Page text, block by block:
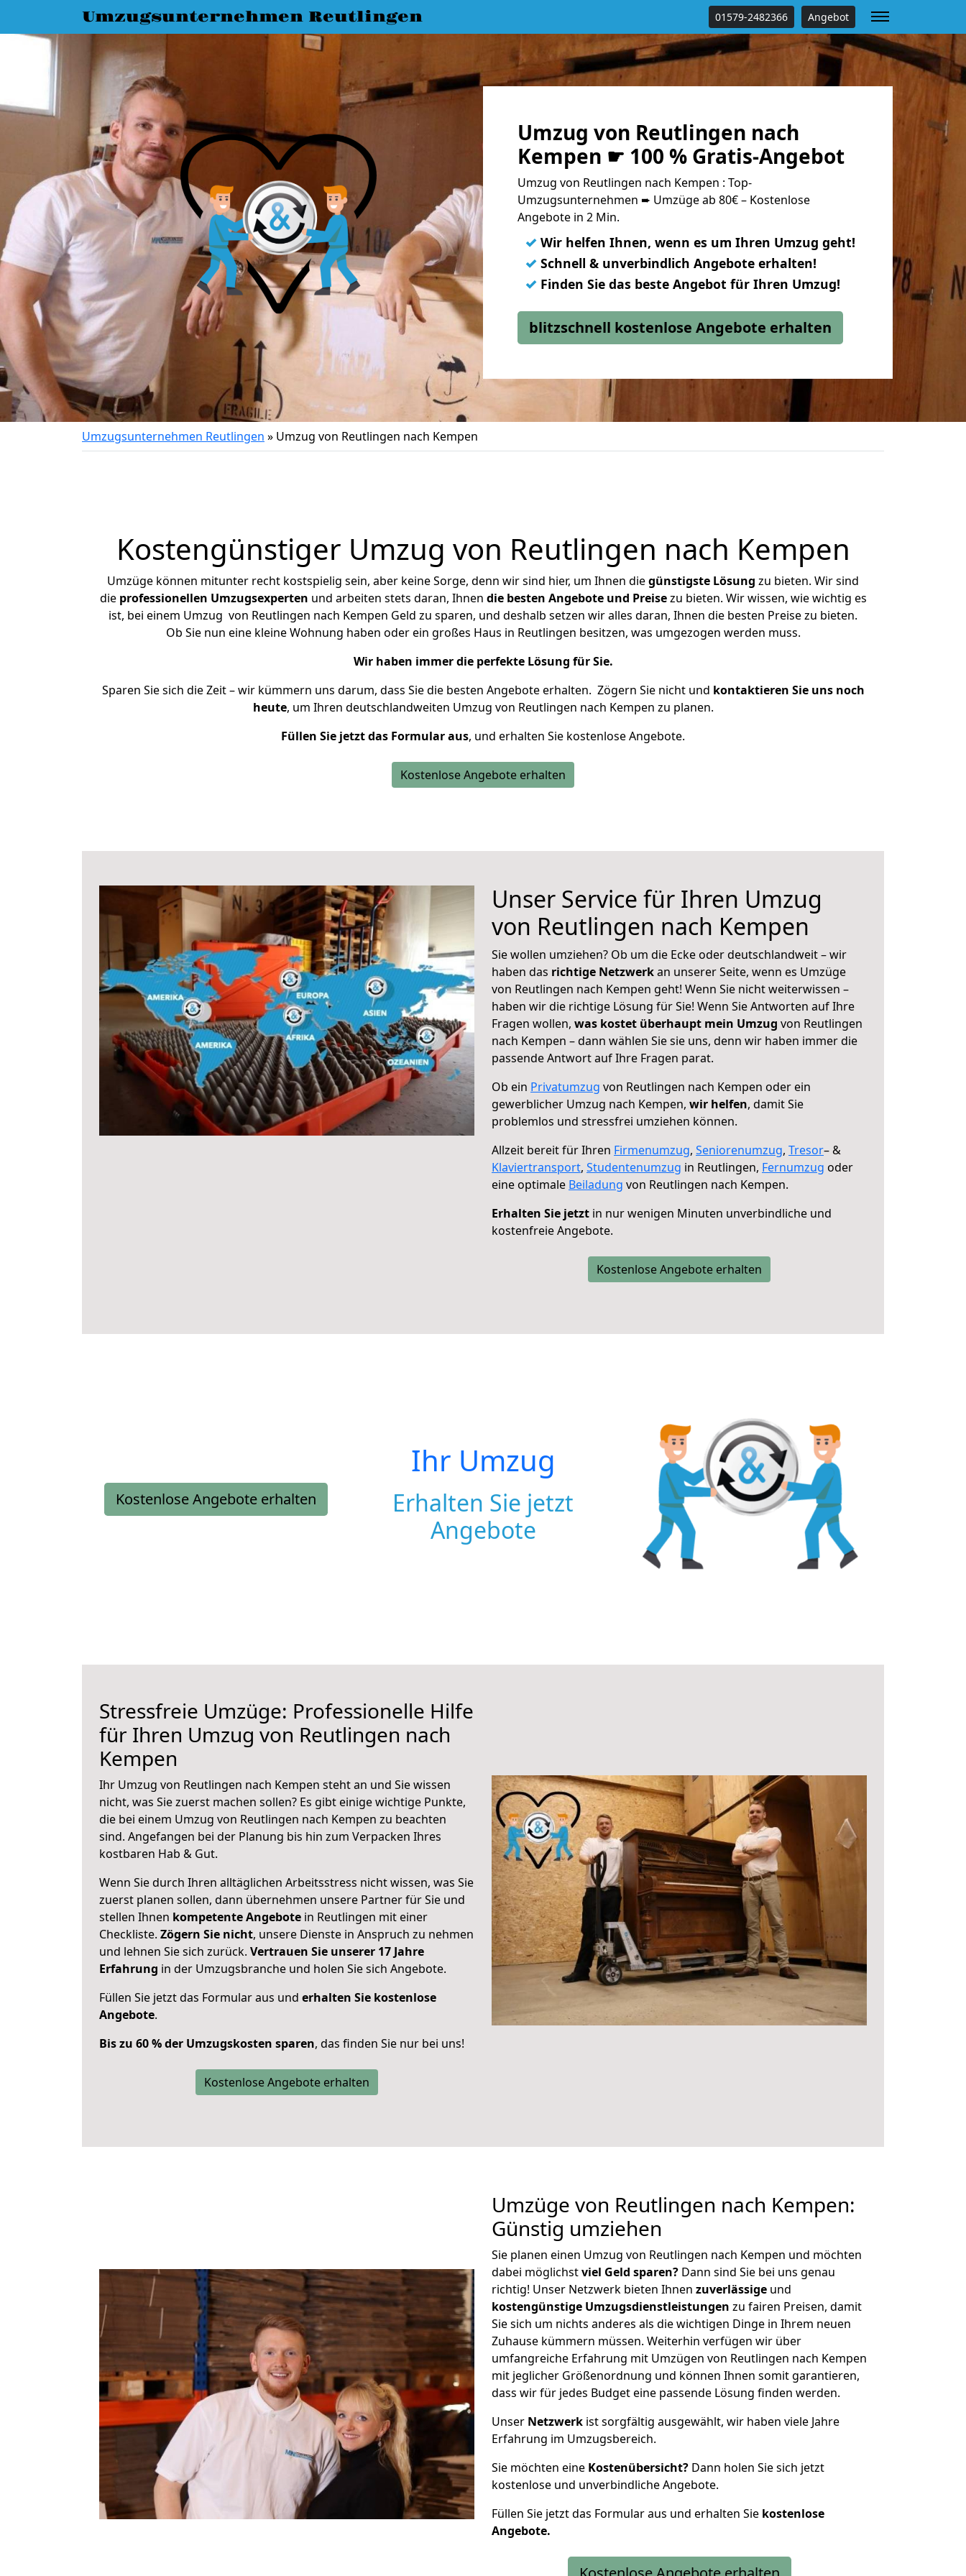
Umzugsunternehmen Reutlingen 01579-2482366 Angebot
Umzug von Reutlingen nach
Kempen ☛ 100 % Gratis-Angebot
Umzug von Reutlingen nach Kempen : Top-
Umzugsunternehmen ➨ Umzüge ab 80€ – Kostenlose
Angebote in 2 Min.
✓ Wir helfen Ihnen, wenn es um Ihren Umzug geht!
✓ Schnell & unverbindlich Angebote erhalten!
✓ Finden Sie das beste Angebot für Ihren Umzug!
blitzschnell kostenlose Angebote erhalten
Umzugsunternehmen Reutlingen » Umzug von Reutlingen nach Kempen
Kostengünstiger Umzug von Reutlingen nach Kempen
Umzüge können mitunter recht kostspielig sein, aber keine Sorge, denn wir sind hier, um Ihnen diegünstigste Lösung zu bieten. Wir sind
die professionellen Umzugsexperten und arbeiten stets daran, Ihnen die besten Angebote und Preisezu bieten. Wir wissen, wie wichtig es
ist, bei einem Umzug von Reutlingen nach Kempen Geld zu sparen, und deshalb setzen wir alles daran, Ihnen die besten Preise zu bieten.
Ob Sie nun eine kleine Wohnung haben oder ein großes Haus in Reutlingen besitzen, was umgezogen werden muss.
Wir haben immer die perfekte Lösung für Sie.
Sparen Sie sich die Zeit – wir kümmern uns darum, dass Sie die besten Angebote erhalten. Zögern Sie nicht und kontaktieren Sie uns noch
heute, um Ihren deutschlandweiten Umzug von Reutlingen nach Kempen zu planen.
Füllen Sie jetzt das Formular aus, und erhalten Sie kostenlose Angebote.
Kostenlose Angebote erhalten
Unser Service für Ihren Umzug
von Reutlingen nach Kempen
Sie wollen umziehen? Ob um die Ecke oder deutschlandweit – wir
haben das richtige Netzwerkan unserer Seite, wenn es Umzüge
von Reutlingen nach Kempen geht! Wenn Sie nicht weiterwissen –
haben wir die richtige Lösung für Sie! Wenn Sie Antworten auf Ihre
Fragen wollen, was kostet überhaupt mein Umzug von Reutlingen
nach Kempen – dann wählen Sie sie uns, denn wir haben immer die
passende Antwort auf Ihre Fragen parat.
Ob ein Privatumzug von Reutlingen nach Kempen oder ein
gewerblicher Umzug nach Kempen, wir helfen, damit Sie
problemlos und stressfrei umziehen können.
Allzeit bereit für Ihren Firmenumzug, Seniorenumzug, Tresor– &
Klaviertransport, Studentenumzug in Reutlingen, Fernumzug oder
eine optimale Beiladung von Reutlingen nach Kempen.
Erhalten Sie jetzt in nur wenigen Minuten unverbindliche und
kostenfreie Angebote.
Kostenlose Angebote erhalten
Kostenlose Angebote erhalten
Ihr Umzug
Erhalten Sie jetzt
Angebote
Stressfreie Umzüge: Professionelle Hilfe
für Ihren Umzug von Reutlingen nach
Kempen
Ihr Umzug von Reutlingen nach Kempen steht an und Sie wissen
nicht, was Sie zuerst machen sollen? Es gibt einige wichtige Punkte,
die bei einem Umzug von Reutlingen nach Kempen zu beachten
sind. Angefangen bei der Planung bis hin zum Verpacken Ihres
kostbaren Hab & Gut.
Wenn Sie durch Ihren alltäglichen Arbeitsstress nicht wissen, was Sie
zuerst planen sollen, dann übernehmen unsere Partner für Sie und
stellen Ihnen kompetente Angebote in Reutlingen mit einer
Checkliste. Zögern Sie nicht, unsere Dienste in Anspruch zu nehmen
und lehnen Sie sich zurück. Vertrauen Sie unserer 17 Jahre
Erfahrung in der Umzugsbranche und holen Sie sich Angebote.
Füllen Sie jetzt das Formular aus und erhalten Sie kostenlose
Angebote.
Bis zu 60 % der Umzugskosten sparen, das finden Sie nur bei uns!
Kostenlose Angebote erhalten
Umzüge von Reutlingen nach Kempen:
Günstig umziehen
Sie planen einen Umzug von Reutlingen nach Kempen und möchten
dabei möglichstviel Geld sparen? Dann sind Sie bei uns genau
richtig! Unser Netzwerk bieten Ihnen zuverlässige und
kostengünstige Umzugsdienstleistungen zu fairen Preisen, damit
Sie sich um nichts anderes als die wichtigen Dinge in Ihrem neuen
Zuhause kümmern müssen. Weiterhin verfügen wir über
umfangreiche Erfahrung mit Umzügen von Reutlingen nach Kempen
mit jeglicher Größenordnung und können Ihnen somit garantieren,
dass wir für jedes Budget eine passende Lösung finden werden.
Unser Netzwerk ist sorgfältig ausgewählt, wir haben viele Jahre
Erfahrung im Umzugsbereich.
Sie möchten eine Kostenübersicht? Dann holen Sie sich jetzt
kostenlose und unverbindliche Angebote.
Füllen Sie jetzt das Formular aus und erhalten Sie kostenlose
Angebote.